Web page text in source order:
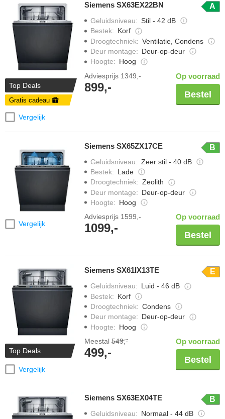
Top Deals
Gratis cadeau
Vergelijk
Siemens SX63EX22BN A
Geluidsniveau: Stil - 42 dB
Bestek: Korf
Droogtechniek: Ventilatie, Condens
Deur montage: Deur-op-deur
Hoogte: Hoog
Adviesprijs 1349,-
899,-
Op voorraad
Bestel
Vergelijk
Siemens SX65ZX17CE B
Geluidsniveau: Zeer stil - 40 dB
Bestek: Lade
Droogtechniek: Zeolith
Deur montage: Deur-op-deur
Hoogte: Hoog
Adviesprijs 1599,-
1099,-
Op voorraad
Bestel
Top Deals
Vergelijk
Siemens SX61IX13TE E
Geluidsniveau: Luid - 46 dB
Bestek: Korf
Droogtechniek: Condens
Deur montage: Deur-op-deur
Hoogte: Hoog
Meestal 549,-
499,-
Op voorraad
Bestel
Siemens SX63EX04TE B
Geluidsniveau: Normaal - 44 dB